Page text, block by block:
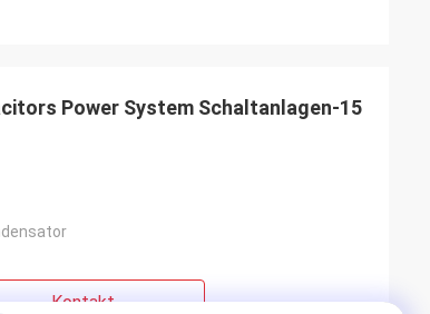
Power System Schaltanlagen-15
Kontakt